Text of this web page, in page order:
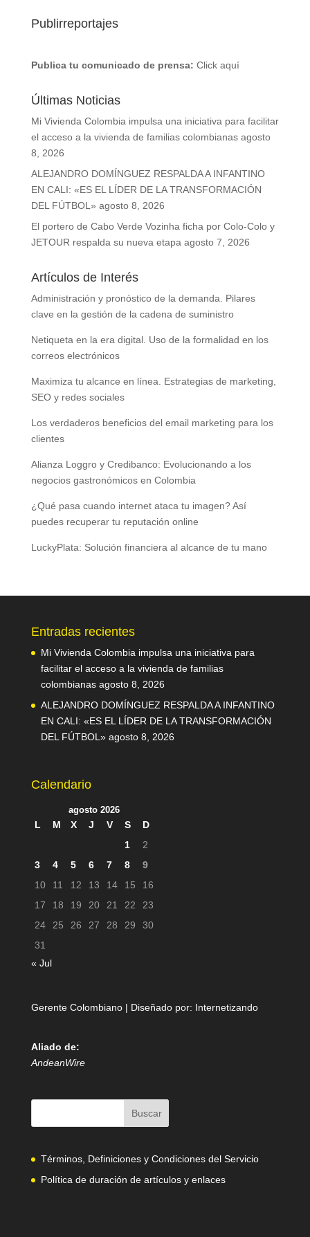
Publirreportajes
Publica tu comunicado de prensa: Click aquí
Últimas Noticias
Mi Vivienda Colombia impulsa una iniciativa para facilitar
el acceso a la vivienda de familias colombianas agosto
8, 2026
ALEJANDRO DOMÍNGUEZ RESPALDA A INFANTINO
EN CALI: «ES EL LÍDER DE LA TRANSFORMACIÓN
DEL FÚTBOL» agosto 8, 2026
El portero de Cabo Verde Vozinha ficha por Colo-Colo y
JETOUR respalda su nueva etapa agosto 7, 2026
Artículos de Interés
Administración y pronóstico de la demanda. Pilares
clave en la gestión de la cadena de suministro
Netiqueta en la era digital. Uso de la formalidad en los
correos electrónicos
Maximiza tu alcance en línea. Estrategias de marketing,
SEO y redes sociales
Los verdaderos beneficios del email marketing para los
clientes
Alianza Loggro y Credibanco: Evolucionando a los
negocios gastronómicos en Colombia
¿Qué pasa cuando internet ataca tu imagen? Así
puedes recuperar tu reputación online
LuckyPlata: Solución financiera al alcance de tu mano
Entradas recientes
Mi Vivienda Colombia impulsa una iniciativa para
facilitar el acceso a la vivienda de familias
colombianas agosto 8, 2026
ALEJANDRO DOMÍNGUEZ RESPALDA A INFANTINO
EN CALI: «ES EL LÍDER DE LA TRANSFORMACIÓN
DEL FÚTBOL» agosto 8, 2026
Calendario
agosto 2026
L M X J V S
D
1
2
3
4 5 6 7 8
9
10
11 12 13 14 15
16
17
18 19 20 21 22
23
24
25 26 27 28 29
30
31
« Jul
Gerente Colombiano | Diseñado por: Internetizando
Aliado de:
AndeanWire
Términos, Definiciones y Condiciones del Servicio
Política de duración de artículos y enlaces